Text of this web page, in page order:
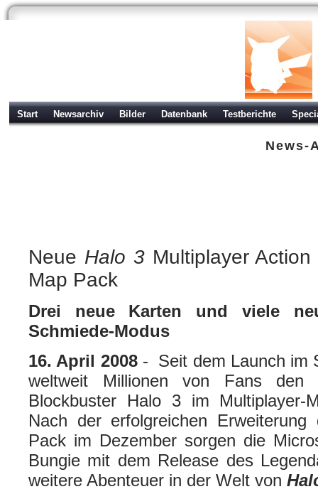
Start Newsarchiv Bilder Datenbank Testberichte
News-
Neue Halo 3 Multiplayer
Map Pack
Drei neue Karten und viele
Schmiede-Modus
16. April 2008- Seit dem Launch im
weltweit Millionen von Fans den
Blockbuster Halo 3 im Multiplayer-
Nach der erfolgreichen
Pack im Dezember sorgen die
Bungie mit dem Release des
weitere Abenteuer in der Welt von